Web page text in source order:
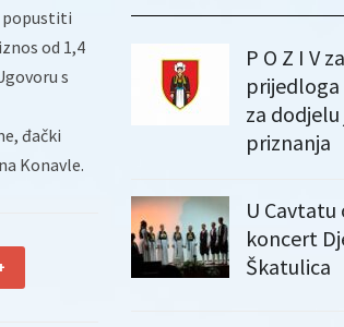
popustiti
od 1,4
s
đački
Konavle.
P O Z I V
za
priznanja
U
koncert
Škatulica